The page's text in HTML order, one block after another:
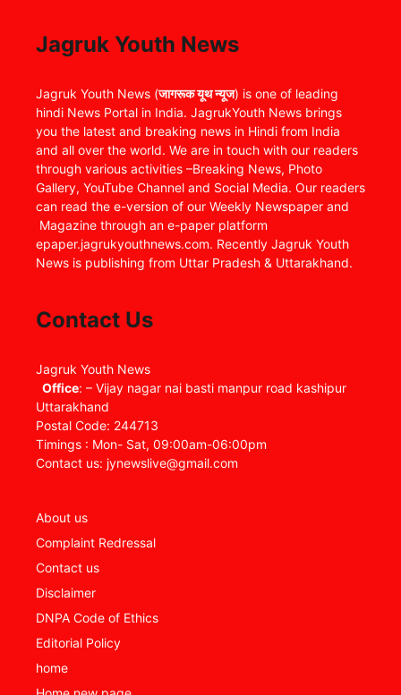
Jagruk Youth News
Jagruk Youth News (जागरूक यूथ न्यूज) is one of leading
hindi News Portal in India. JagrukYouth News brings
you the latest and breaking news in Hindi from India
and all over the world. We are in touch with our readers
through various activities –Breaking News, Photo
Gallery, YouTube Channel and Social Media. Our readers
can read the e-version of our Weekly Newspaper and
Magazine through an e-paper platform
epaper.jagrukyouthnews.com. Recently Jagruk Youth
News is publishing from Uttar Pradesh & Uttarakhand.
Contact Us
Jagruk Youth News
Office: – Vijay nagar nai basti manpur road kashipur
Uttarakhand
Postal Code: 244713
Timings : Mon- Sat, 09:00am-06:00pm
Contact us: jynewslive@gmail.com
About us
Complaint Redressal
Contact us
Disclaimer
DNPA Code of Ethics
Editorial Policy
home